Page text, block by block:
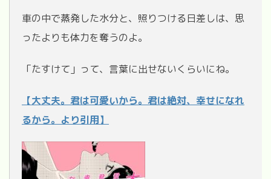
車の中で蒸発した水分と、照りつける日差しは、思
ったよりも体力を奪うのよ。
「たすけて」って、言葉に出せないくらいにね。
【大丈夫。君は可愛いから。君は絶対、幸せになれ
るから。より引用】